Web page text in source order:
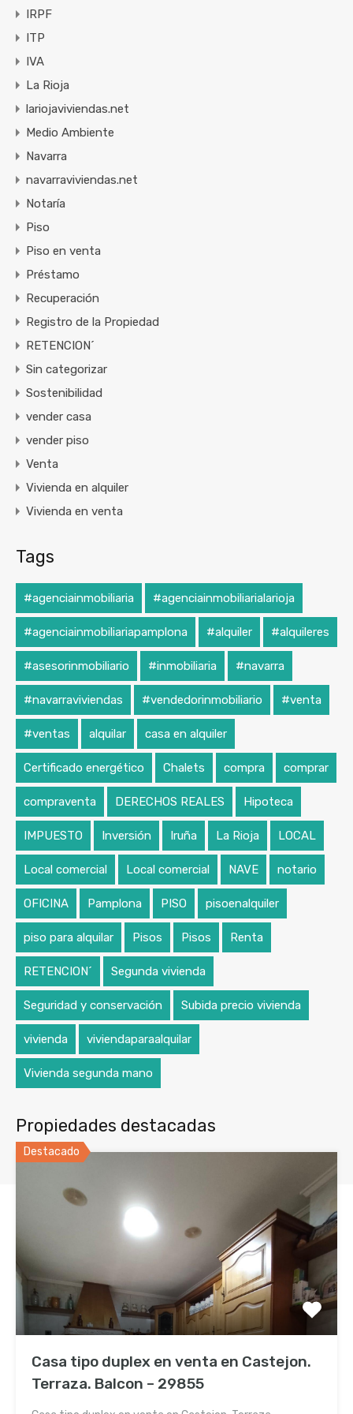
IRPF
ITP
IVA
La Rioja
lariojaviviendas.net
Medio Ambiente
Navarra
navarraviviendas.net
Notaría
Piso
Piso en venta
Préstamo
Recuperación
Registro de la Propiedad
RETENCION´
Sin categorizar
Sostenibilidad
vender casa
vender piso
Venta
Vivienda en alquiler
Vivienda en venta
Tags
#agenciainmobiliaria #agenciainmobiliarialarioja
#agenciainmobiliariapamplona #alquiler #alquileres
#asesorinmobiliario #inmobiliaria #navarra
#navarraviviendas #vendedorinmobiliario #venta
#ventas alquilar casa en alquiler
Certificado energético Chalets compra comprar
compraventa DERECHOS REALES Hipoteca
IMPUESTO Inversión Iruña La Rioja LOCAL
Local comercial Local comercial NAVE notario
OFICINA Pamplona PISO pisoenalquiler
piso para alquilar Pisos Pisos Renta
RETENCION´ Segunda vivienda
Seguridad y conservación Subida precio vivienda
vivienda viviendaparaalquilar
Vivienda segunda mano
Propiedades destacadas
Destacado
Casa tipo duplex en venta en Castejon.
Terraza. Balcon – 29855
Contacta con nosotros
Plaza De La Libertad 10 Bajo
Trasera - Pamplona 31004 (Navarra)